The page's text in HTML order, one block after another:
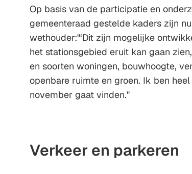
Op basis van de participatie en
gemeenteraad gestelde kaders zijn
wethouder:"‘Dit zijn mogelijke
het stationsgebied eruit kan gaan
en soorten woningen, bouwhoogte,
openbare ruimte en groen. Ik ben
november gaat vinden."
Verkeer en parkeren